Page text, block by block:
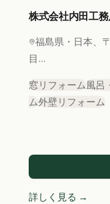
株式会社内田工
福島県 ・日本、
目...
窓リフォーム風呂
ム外壁リフォーム
詳しく見る →